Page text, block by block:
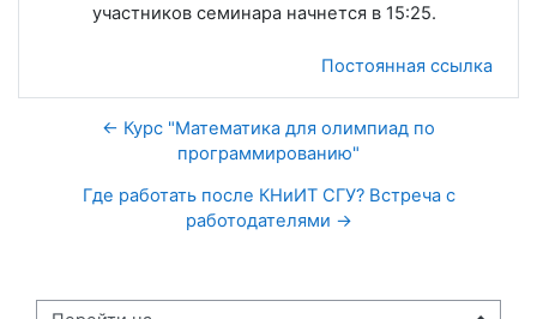
участников семинара начнется в 15:25.
Постоянная ссылка
← Курс "Математика для олимпиад по
программированию"
Где работать после КНиИТ СГУ? Встреча с
работодателями →